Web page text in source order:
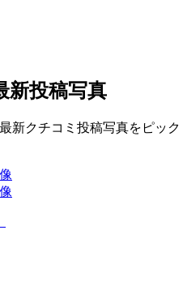
新投稿写真
新クチコミ投稿写真をピック